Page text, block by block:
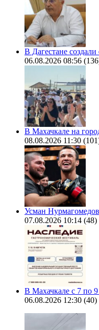
В Дагестане
06.08.2026 08:56
В Махачкале на
08.08.2026 11:30
Усман
07.08.2026 10:14 (48)
В Махачкале с 7 по
06.08.2026 12:30 (40)